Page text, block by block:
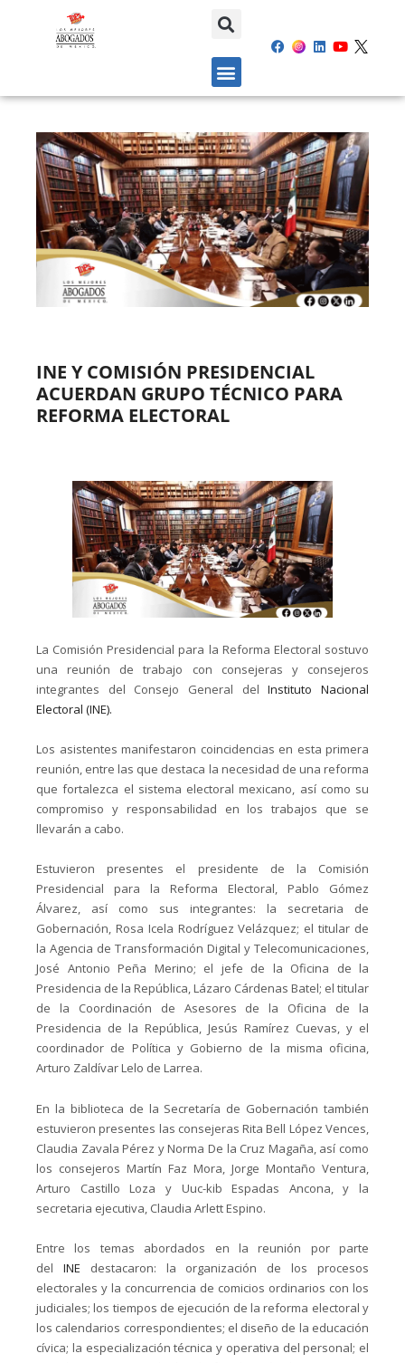
INE Y COMISIÓN PRESIDENCIAL
ACUERDAN GRUPO TÉCNICO PARA
REFORMA ELECTORAL
La Comisión Presidencial para la Reforma Electoral sostuvo
una reunión de trabajo con consejeras y consejeros
integrantes del Consejo General del Instituto Nacional
Electoral (INE).
Los asistentes manifestaron coincidencias en esta primera
reunión, entre las que destaca la necesidad de una reforma
que fortalezca el sistema electoral mexicano, así como su
compromiso y responsabilidad en los trabajos que se
llevarán a cabo.
Estuvieron presentes el presidente de la Comisión
Presidencial para la Reforma Electoral, Pablo Gómez
Álvarez, así como sus integrantes: la secretaria de
Gobernación, Rosa Icela Rodríguez Velázquez; el titular de
la Agencia de Transformación Digital y Telecomunicaciones,
José Antonio Peña Merino; el jefe de la Oficina de la
Presidencia de la República, Lázaro Cárdenas Batel; el titular
de la Coordinación de Asesores de la Oficina de la
Presidencia de la República, Jesús Ramírez Cuevas, y el
coordinador de Política y Gobierno de la misma oficina,
Arturo Zaldívar Lelo de Larrea.
En la biblioteca de la Secretaría de Gobernación también
estuvieron presentes las consejeras Rita Bell López Vences,
Claudia Zavala Pérez y Norma De la Cruz Magaña, así como
los consejeros Martín Faz Mora, Jorge Montaño Ventura,
Arturo Castillo Loza y Uuc-kib Espadas Ancona, y la
secretaria ejecutiva, Claudia Arlett Espino.
Entre los temas abordados en la reunión por parte
del INE destacaron: la organización de los procesos
electorales y la concurrencia de comicios ordinarios con los
judiciales; los tiempos de ejecución de la reforma electoral y
los calendarios correspondientes; el diseño de la educación
cívica; la especialización técnica y operativa del personal; el